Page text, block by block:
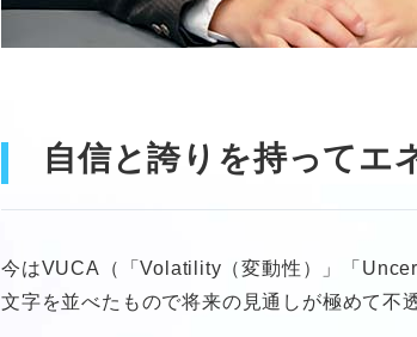
自信と誇りを持ってエ
今はVUCA（「Volatility（変動性）」「
文字を並べたもので将来の見通しが極めて不